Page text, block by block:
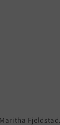
Fjeldstad.